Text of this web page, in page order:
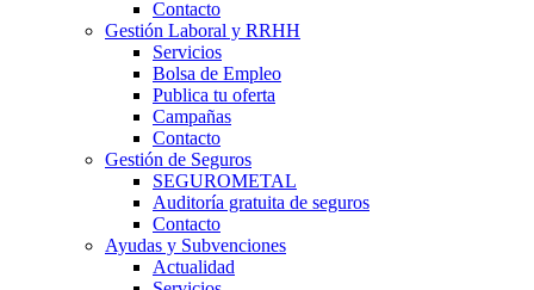
Contacto
Gestión Laboral y RRHH
Servicios
Bolsa de Empleo
Publica tu oferta
Campañas
Contacto
Gestión de Seguros
SEGUROMETAL
Auditoría gratuita de seguros
Contacto
Ayudas y Subvenciones
Actualidad